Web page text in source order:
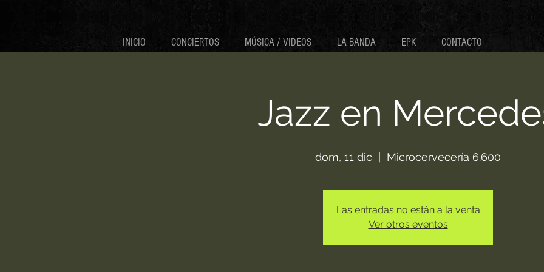
INICIO CONCIERTOS MÚSICA / VIDEOS LA BANDA EPK CONTACTO
Jazz en
dom, 11 dic Microcervecería 6.600
Las entradas no están a la venta
Ver otros eventos